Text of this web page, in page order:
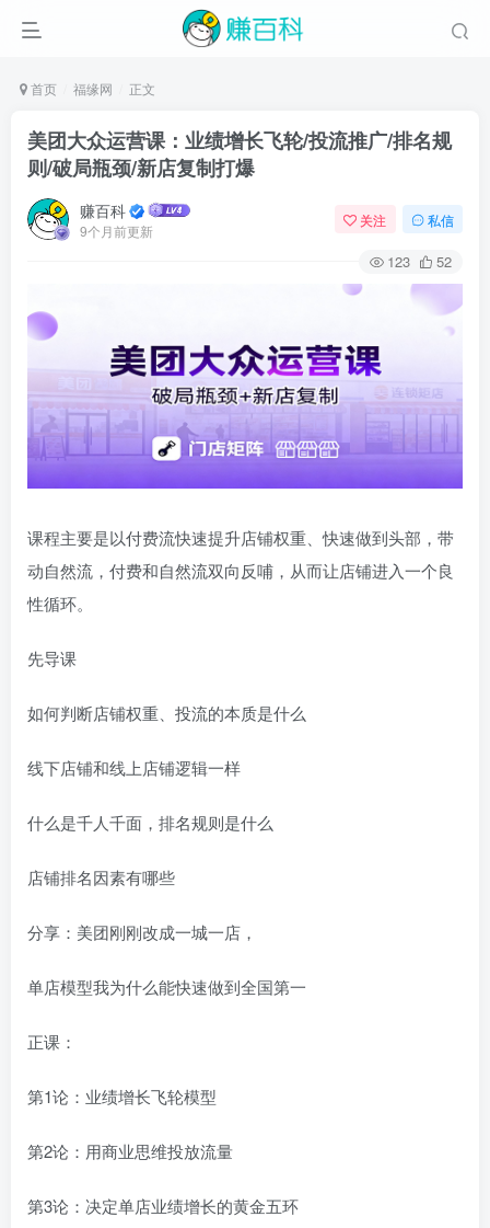
首页 福缘网 正文
美团大众运营课：业绩增长飞轮/投流推广/排名规
则/破局瓶颈/新店复制打爆
赚百科
9个月前更新
关注 私信
123 52
课程主要是以付费流快速提升店铺权重、快速做到头部，带
动自然流，付费和自然流双向反哺，从而让店铺进入一个良
性循环。
先导课
如何判断店铺权重、投流的本质是什么
线下店铺和线上店铺逻辑一样
什么是千人千面，排名规则是什么
店铺排名因素有哪些
分享：美团刚刚改成一城一店，
单店模型我为什么能快速做到全国第一
正课：
第1论：业绩增长飞轮模型
第2论：用商业思维投放流量
第3论：决定单店业绩增长的黄金五环